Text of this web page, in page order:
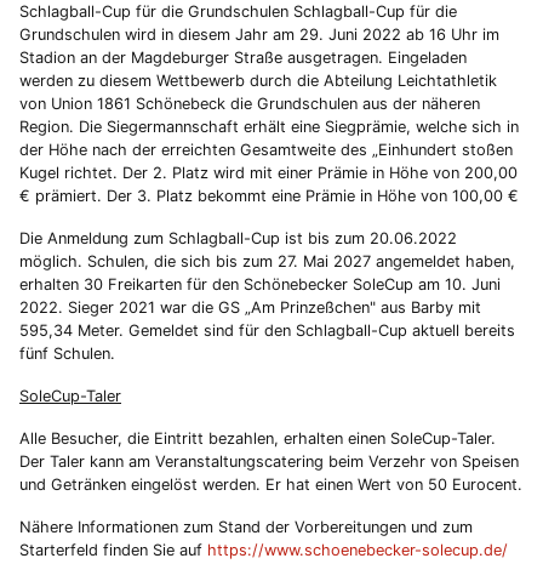
Schlagball-Cup für die Grundschulen Schlagball-Cup für die
Grundschulen wird in diesem Jahr am 29. Juni 2022 ab 16 Uhr im
Stadion an der Magdeburger Straße ausgetragen. Eingeladen
werden zu diesem Wettbewerb durch die Abteilung Leichtathletik
von Union 1861 Schönebeck die Grundschulen aus der näheren
Region. Die Siegermannschaft erhält eine Siegprämie, welche sich in
der Höhe nach der erreichten Gesamtweite des „Einhundert stoßen
Kugel richtet. Der 2. Platz wird mit einer Prämie in Höhe von 200,00
€ prämiert. Der 3. Platz bekommt eine Prämie in Höhe von 100,00 €
Die Anmeldung zum Schlagball-Cup ist bis zum 20.06.2022
möglich. Schulen, die sich bis zum 27. Mai 2027 angemeldet haben,
erhalten 30 Freikarten für den Schönebecker SoleCup am 10. Juni
2022. Sieger 2021 war die GS „Am Prinzeßchen" aus Barby mit
595,34 Meter. Gemeldet sind für den Schlagball-Cup aktuell bereits
fünf Schulen.
SoleCup-Taler
Alle Besucher, die Eintritt bezahlen, erhalten einen SoleCup-Taler.
Der Taler kann am Veranstaltungscatering beim Verzehr von Speisen
und Getränken eingelöst werden. Er hat einen Wert von 50 Eurocent.
Nähere Informationen zum Stand der Vorbereitungen und zum
Starterfeld finden Sie auf https://www.schoenebecker-solecup.de/